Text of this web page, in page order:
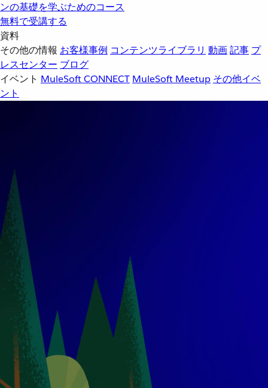
ンの基礎を学ぶためのコース
無料で受講する
資料
その他の情報 お客様事例 コンテンツライブラリ 動画記事 プ
レスセンター ブログ
イベント MuleSoft CONNECT MuleSoft Meetup その他イベ
ント